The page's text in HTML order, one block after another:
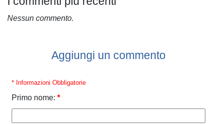
Nessun commento.
Aggiungi un commento
* Informazioni Obbligatorie
Primo nome: *